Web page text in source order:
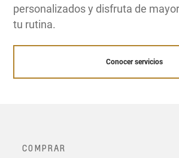
personalizados y disfruta de
tu rutina.
Conocer servicios